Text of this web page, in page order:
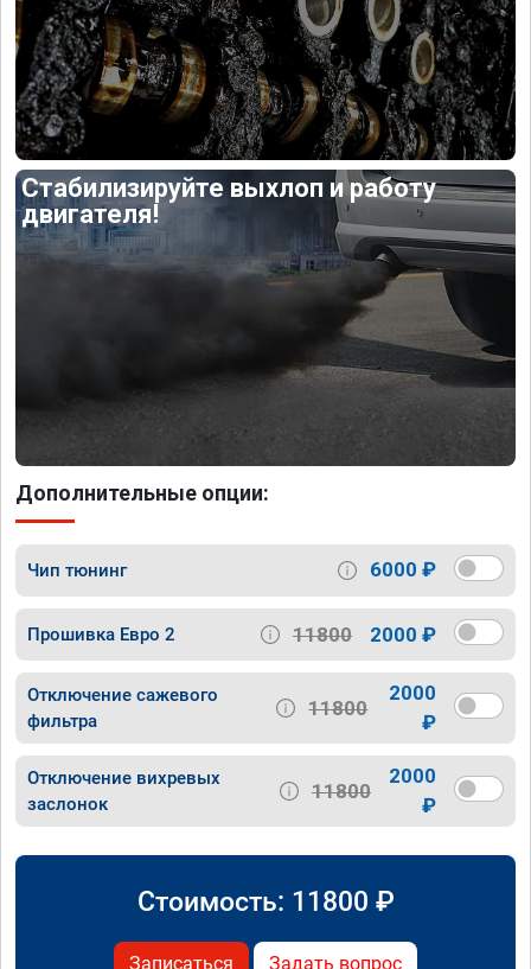
Стабилизируйте выхлоп и работу
двигателя!
Дополнительные опции:
Чип тюнинг 6000 ₽
Прошивка Евро 2 11800 2000 ₽
Отключение сажевого
фильтра
11800
2000
₽
Отключение вихревых
заслонок
11800
2000
₽
Стоимость: 11800 ₽
Записаться Задать вопрос